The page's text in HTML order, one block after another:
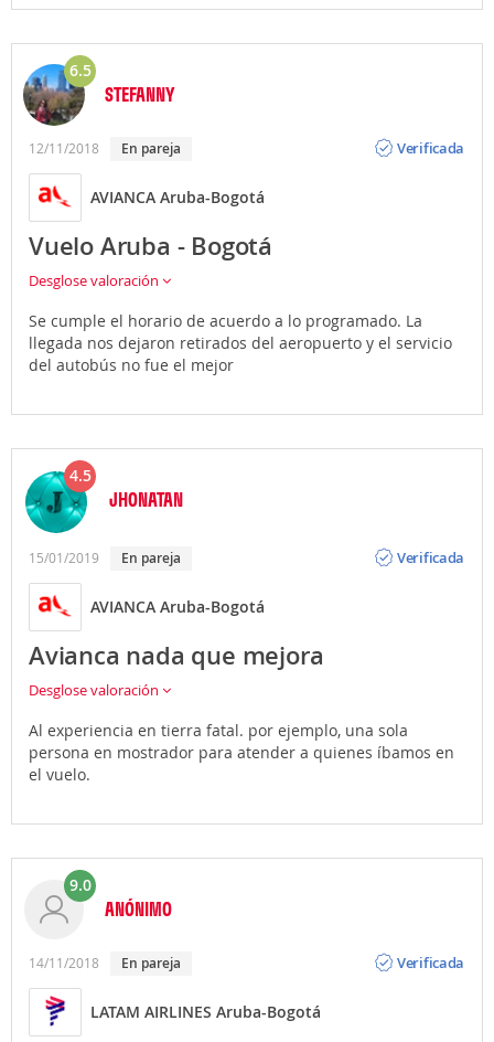
6.5
STEFANNY
12/11/2018 En pareja
Verificada
AVIANCA Aruba-Bogotá
Vuelo Aruba - Bogotá
Desglose valoración
Se cumple el horario de acuerdo a lo programado. La
llegada nos dejaron retirados del aeropuerto y el servicio
del autobús no fue el mejor
4.5
JHONATAN
15/01/2019 En pareja
Verificada
AVIANCA Aruba-Bogotá
Avianca nada que mejora
Desglose valoración
Al experiencia en tierra fatal. por ejemplo, una sola
persona en mostrador para atender a quienes íbamos en
el vuelo.
9.0
ANÓNIMO
14/11/2018 En pareja
Verificada
LATAM AIRLINES Aruba-Bogotá